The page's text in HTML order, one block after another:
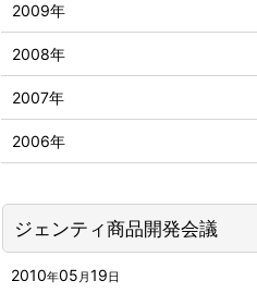
ジェンティ商品開発会議
2010年05 月 19 日
2009年
2008年
2007年
2006年